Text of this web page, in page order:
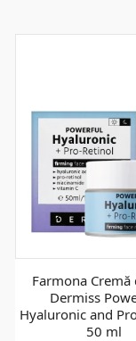
Farmona Cremă
Dermiss
Hyaluronic and
50 ml